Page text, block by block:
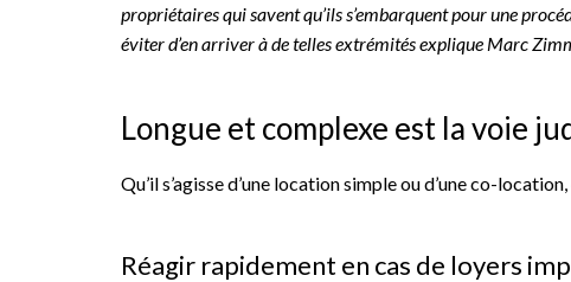
propriétaires qui savent qu’ils s’embarquent pour une
éviter d’en arriver à de telles extrémités explique Marc
Longue et complexe est la voie
Qu’il s’agisse d’une location simple ou d’une co-
Réagir rapidement en cas de loyers